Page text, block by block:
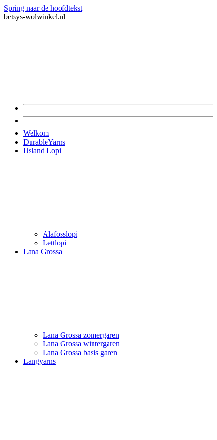
Spring naar de hoofdtekst
betsys-wolwinkel.nl
Welkom
DurableYarns
IJsland Lopi
Alafosslopi
Lettlopi
Lana Grossa
Lana Grossa zomergaren
Lana Grossa wintergaren
Lana Grossa basis garen
Langyarns